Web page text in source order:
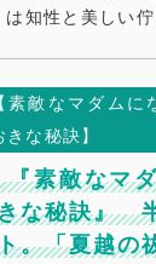
は知性と美しい
【素敵なマダム
きな秘訣】
素敵なマ
な秘訣』
。「夏越の